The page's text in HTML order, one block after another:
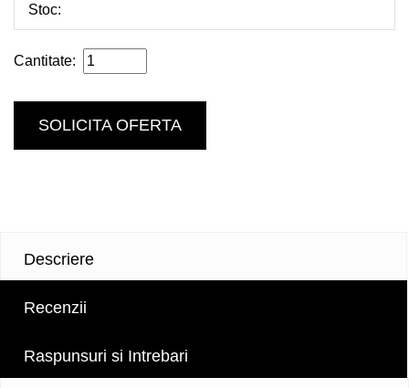
Stoc:
Cantitate:
SOLICITA OFERTA
Descriere
Recenzii
Raspunsuri si Intrebari